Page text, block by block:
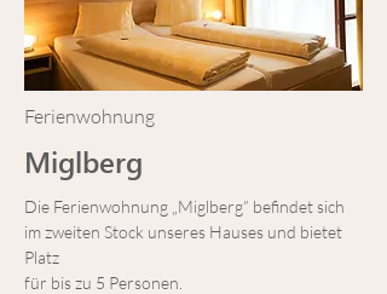
Ferienwohnung
Miglberg
Die Ferienwohnung „Miglberg“ befindet sich
im zweiten Stock unseres Hauses und bietet
Platz
für bis zu 5 Personen.